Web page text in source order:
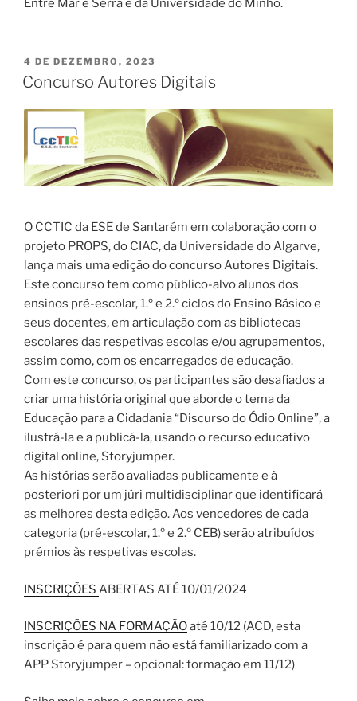
Entre Mar e Serra e da Universidade do Minho.
PUBLICADO
EM
4 DE DEZEMBRO, 2023
Concurso Autores Digitais
O CCTIC da ESE de Santarém em colaboração com o
projeto PROPS, do CIAC, da Universidade do Algarve,
lança mais uma edição do concurso Autores Digitais.
Este concurso tem como público-alvo alunos dos
ensinos pré-escolar, 1.º e 2.º ciclos do Ensino Básico e
seus docentes, em articulação com as bibliotecas
escolares das respetivas escolas e/ou agrupamentos,
assim como, com os encarregados de educação.
Com este concurso, os participantes são desafiados a
criar uma história original que aborde o tema da
Educação para a Cidadania “Discurso do Ódio Online”, a
ilustrá-la e a publicá-la, usando o recurso educativo
digital online, Storyjumper.
As histórias serão avaliadas publicamente e à
posteriori por um júri multidisciplinar que identificará
as melhores desta edição. Aos vencedores de cada
categoria (pré-escolar, 1.º e 2.º CEB) serão atribuídos
prémios às respetivas escolas.
INSCRIÇÕES ABERTAS ATÉ 10/01/2024
INSCRIÇÕES NA FORMAÇÃOaté 10/12 (ACD, esta
inscrição é para quem não está familiarizado com a
APP Storyjumper – opcional: formação em 11/12)